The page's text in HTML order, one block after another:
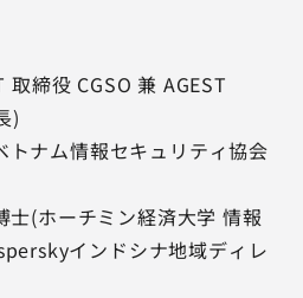
取締役 CGSO 兼 AGEST
)
トナム情報セキュリティ協会
士(ホーチミン経済大学 情報
インドシナ地域ディレ